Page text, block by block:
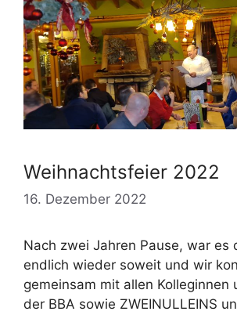
Weihnachtsfeier 2022
16. Dezember 2022
Nach zwei Jahren Pause, war es
endlich wieder soweit und wir
gemeinsam mit allen Kolleginnen
der BBA sowie ZWEINULLEINS